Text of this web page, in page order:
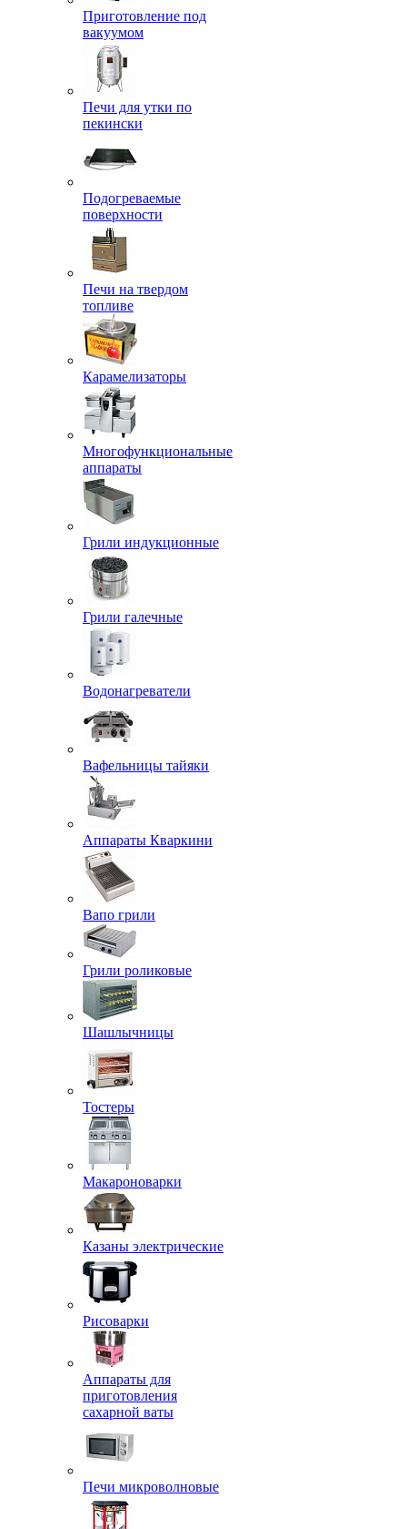
Приготовление под
вакуумом
Печи для утки по
пекински
Подогреваемые
поверхности
Печи на твердом
топливе
Карамелизаторы
Многофункциональные
аппараты
Грили индукционные
Грили галечные
Водонагреватели
Вафельницы тайяки
Аппараты Кваркини
Вапо грили
Грили роликовые
Шашлычницы
Тостеры
Макароноварки
Казаны электрические
Рисоварки
Аппараты для
приготовления
сахарной ваты
Печи микроволновые